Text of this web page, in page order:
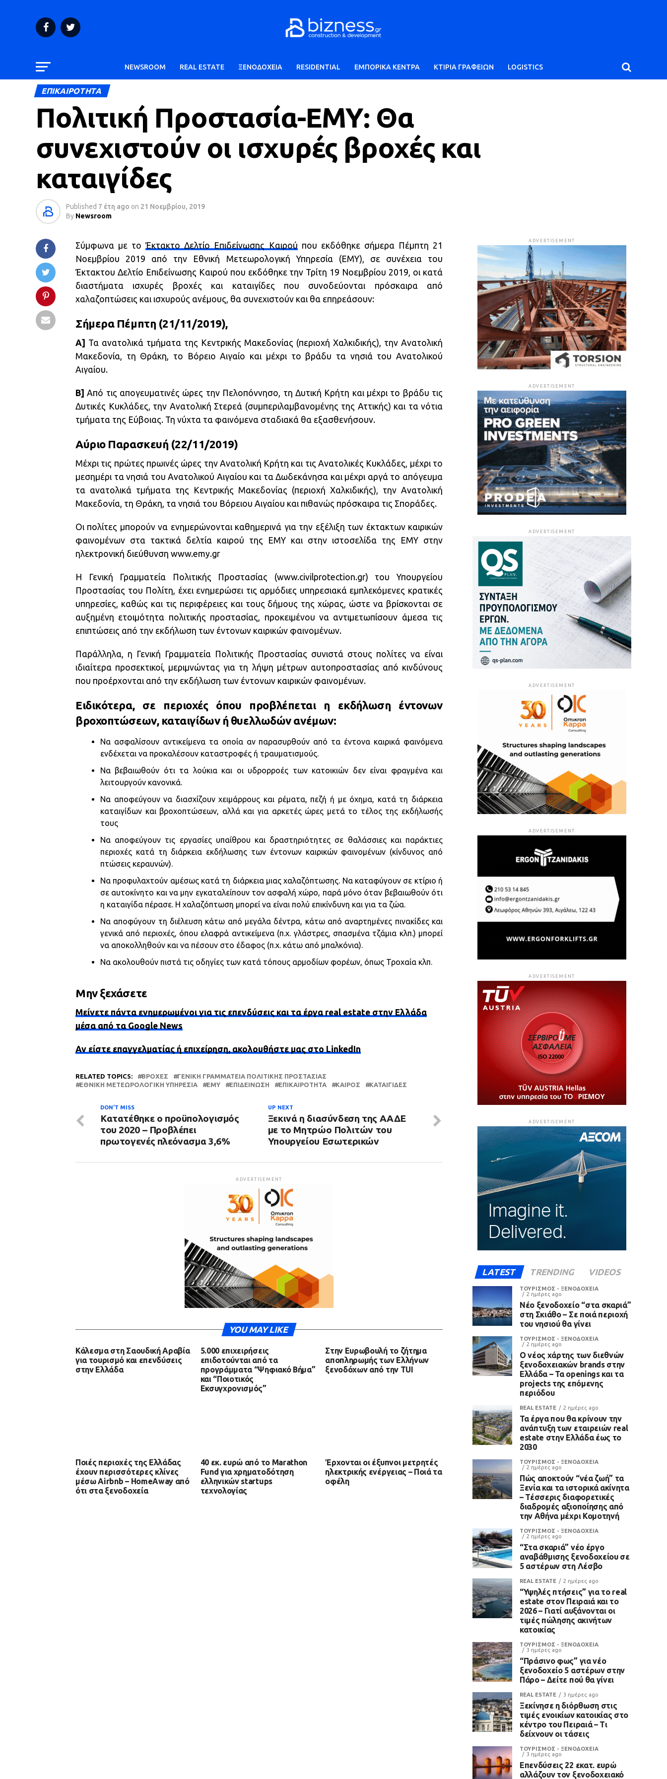
NEWSROOM REAL ESTATE ΞΕΝΟΔΟΧΕΙΑ RESIDENTIAL ΕΜΠΟΡΙΚΑ ΚΕΝΤΡΑ ΚΤΙΡΙΑ ΓΡΑΦΕΙΩΝ LOGISTICS
ΕΠΙΚΑΙΡΟΤΗΤΑ
Πολιτική Προστασία-ΕΜΥ: Θα
συνεχιστούν οι ισχυρές βροχές και
καταιγίδες
Published 7 έτη ago on 21 Νοεμβρίου, 2019
By Newsroom
Σύμφωνα με τοΈκτακτο Δελτίο Επιδείνωσης Καιρού που εκδόθηκε σήμερα Πέμπτη 21
Νοεμβρίου 2019 από την Εθνική Μετεωρολογική Υπηρεσία (ΕΜΥ), σε συνέχεια του
Έκτακτου Δελτίο Επιδείνωσης Καιρού που εκδόθηκε την Τρίτη 19 Νοεμβρίου 2019, οι κατά
διαστήματα ισχυρές βροχές και καταιγίδες που συνοδεύονται πρόσκαιρα από
χαλαζοπτώσεις και ισχυρούς ανέμους, θα συνεχιστούν και θα επηρεάσουν:
Σήμερα Πέμπτη (21/11/2019),
Α] Τα ανατολικά τμήματα της Κεντρικής Μακεδονίας (περιοχή Χαλκιδικής), την Ανατολική
Μακεδονία, τη Θράκη, το Βόρειο Αιγαίο και μέχρι το βράδυ τα νησιά του Ανατολικού
Αιγαίου.
Β] Από τις απογευματινές ώρες την Πελοπόννησο, τη Δυτική Κρήτη και μέχρι το βράδυ τις
Δυτικές Κυκλάδες, την Ανατολική Στερεά (συμπεριλαμβανομένης της Αττικής) και τα νότια
τμήματα της Εύβοιας. Τη νύχτα τα φαινόμενα σταδιακά θα εξασθενήσουν.
Αύριο Παρασκευή (22/11/2019)
Μέχρι τις πρώτες πρωινές ώρες την Ανατολική Κρήτη και τις Ανατολικές Κυκλάδες, μέχρι το
μεσημέρι τα νησιά του Ανατολικού Αιγαίου και τα Δωδεκάνησα και μέχρι αργά το απόγευμα
τα ανατολικά τμήματα της Κεντρικής Μακεδονίας (περιοχή Χαλκιδικής), την Ανατολική
Μακεδονία, τη Θράκη, τα νησιά του Βόρειου Αιγαίου και πιθανώς πρόσκαιρα τις Σποράδες.
Οι πολίτες μπορούν να ενημερώνονται καθημερινά για την εξέλιξη των έκτακτων καιρικών
φαινομένων στα τακτικά δελτία καιρού της ΕΜΥ και στην ιστοσελίδα της ΕΜΥ στην
ηλεκτρονική διεύθυνση www.emy.gr
Η Γενική Γραμματεία Πολιτικής Προστασίας (www.civilprotection.gr) του Υπουργείου
Προστασίας του Πολίτη, έχει ενημερώσει τις αρμόδιες υπηρεσιακά εμπλεκόμενες κρατικές
υπηρεσίες, καθώς και τις περιφέρειες και τους δήμους της χώρας, ώστε να βρίσκονται σε
αυξημένη ετοιμότητα πολιτικής προστασίας, προκειμένου να αντιμετωπίσουν άμεσα τις
επιπτώσεις από την εκδήλωση των έντονων καιρικών φαινομένων.
Παράλληλα, η Γενική Γραμματεία Πολιτικής Προστασίας συνιστά στους πολίτες να είναι
ιδιαίτερα προσεκτικοί, μεριμνώντας για τη λήψη μέτρων αυτοπροστασίας από κινδύνους
που προέρχονται από την εκδήλωση των έντονων καιρικών φαινομένων.
Ειδικότερα, σε περιοχές όπου προβλέπεται η εκδήλωση έντονων
βροχοπτώσεων, καταιγίδων ή θυελλωδών ανέμων:
Να ασφαλίσουν αντικείμενα τα οποία αν παρασυρθούν από τα έντονα καιρικά φαινόμενα
ενδέχεται να προκαλέσουν καταστροφές ή τραυματισμούς.
Να βεβαιωθούν ότι τα λούκια και οι υδρορροές των κατοικιών δεν είναι φραγμένα και
λειτουργούν κανονικά.
Να αποφεύγουν να διασχίζουν χειμάρρους και ρέματα, πεζή ή με όχημα, κατά τη διάρκεια
καταιγίδων και βροχοπτώσεων, αλλά και για αρκετές ώρες μετά το τέλος της εκδήλωσής
τους
Να αποφεύγουν τις εργασίες υπαίθρου και δραστηριότητες σε θαλάσσιες και παράκτιες
περιοχές κατά τη διάρκεια εκδήλωσης των έντονων καιρικών φαινομένων (κίνδυνος από
πτώσεις κεραυνών).
Να προφυλαχτούν αμέσως κατά τη διάρκεια μιας χαλαζόπτωσης. Να καταφύγουν σε κτίριο ή
σε αυτοκίνητο και να μην εγκαταλείπουν τον ασφαλή χώρο, παρά μόνο όταν βεβαιωθούν ότι
η καταιγίδα πέρασε. Η χαλαζόπτωση μπορεί να είναι πολύ επικίνδυνη και για τα ζώα.
Να αποφύγουν τη διέλευση κάτω από μεγάλα δέντρα, κάτω από αναρτημένες πινακίδες και
γενικά από περιοχές, όπου ελαφρά αντικείμενα (π.χ. γλάστρες, σπασμένα τζάμια κλπ.) μπορεί
να αποκολληθούν και να πέσουν στο έδαφος (π.χ. κάτω από μπαλκόνια).
Να ακολουθούν πιστά τις οδηγίες των κατά τόπους αρμοδίων φορέων, όπως Τροχαία κλπ.
Μην ξεχάσετε
Μείνετε πάντα ενημερωμένοι για τις επενδύσεις και τα έργα real estate στην Ελλάδα
μέσα από τα Google News
Αν είστε επαγγελματίας ή επιχείρηση, ακολουθήστε μας στο LinkedIn
RELATED TOPICS: ΒΡΟΧΈΣ
ΓΕΝΙΚΉ ΓΡΑΜΜΑΤΕΊΑ ΠΟΛΙΤΙΚΉΣ ΠΡΟΣΤΑΣΊΑΣ
ΕΘΝΙΚΉ ΜΕΤΕΩΡΟΛΟΓΙΚΉ ΥΠΗΡΕΣΊΑ
ΕΜΥ ΕΠΙΔΕΊΝΩΣΗ ΕΠΙΚΑΙΡΌΤΗΤΑ ΚΑΙΡΌΣ ΚΑΤΑΙΓΊΔΕΣ
UP NEXT
Ξεκινά η διασύνδεση της ΑΑΔΕ
με το Μητρώο Πολιτών του
Υπουργείου Εσωτερικών
DON'T MISS
Κατατέθηκε ο προϋπολογισμός
του 2020 – Προβλέπει
πρωτογενές πλεόνασμα 3,6%
ADVERTISEMENT
YOU MAY LIKE
Κάλεσμα στη Σαουδική Αραβία
για τουρισμό και επενδύσεις
στην Ελλάδα
5.000 επιχειρήσεις
επιδοτούνται από τα
προγράμματα “Ψηφιακό Βήμα”
και “Ποιοτικός
Εκσυγχρονισμός”
Στην Ευρωβουλή το ζήτημα
αποπληρωμής των Ελλήνων
ξενοδόχων από την TUI
Ποιές περιοχές της Ελλάδας
έχουν περισσότερες κλίνες
μέσω Airbnb – HomeAway από
ότι στα ξενοδοχεία
40 εκ. ευρώ από το Marathon
Fund για χρηματοδότηση
ελληνικών startups
τεχνολογίας
Έρχονται οι έξυπνοι μετρητές
ηλεκτρικής ενέργειας – Ποιά τα
οφέλη
ADVERTISEMENT
ADVERTISEMENT
ADVERTISEMENT
ADVERTISEMENT
ADVERTISEMENT
ADVERTISEMENT
ADVERTISEMENT
LATEST TRENDING VIDEOS
ΤΟΥΡΙΣΜΟΣ - ΞΕΝΟΔΟΧΕΙΑ
2 ημέρες ago
Νέο ξενοδοχείο “στα σκαριά”
στη Σκιάθο – Σε ποιά περιοχή
του νησιού θα γίνει
ΤΟΥΡΙΣΜΟΣ - ΞΕΝΟΔΟΧΕΙΑ
2 ημέρες ago
Ο νέος χάρτης των διεθνών
ξενοδοχειακών brands στην
Ελλάδα – Τα openings και τα
projects της επόμενης
περιόδου
REAL ESTATE 2 ημέρες ago
Τα έργα που θα κρίνουν την
ανάπτυξη των εταιρειών real
estate στην Ελλάδα έως το
2030
ΤΟΥΡΙΣΜΟΣ - ΞΕΝΟΔΟΧΕΙΑ
2 ημέρες ago
Πώς αποκτούν “νέα ζωή” τα
Ξενία και τα ιστορικά ακίνητα
– Τέσσερις διαφορετικές
διαδρομές αξιοποίησης από
την Αθήνα μέχρι Κομοτηνή
ΤΟΥΡΙΣΜΟΣ - ΞΕΝΟΔΟΧΕΙΑ
2 ημέρες ago
“Στα σκαριά” νέο έργο
αναβάθμισης ξενοδοχείου σε
5 αστέρων στη Λέσβο
REAL ESTATE 2 ημέρες ago
“Υψηλές πτήσεις” για το real
estate στον Πειραιά και το
2026 – Γιατί αυξάνονται οι
τιμές πώλησης ακινήτων
κατοικίας
ΤΟΥΡΙΣΜΟΣ - ΞΕΝΟΔΟΧΕΙΑ
3 ημέρες ago
“Πράσινο φως” για νέο
ξενοδοχείο 5 αστέρων στην
Πάρο – Δείτε πού θα γίνει
REAL ESTATE 3 ημέρες ago
Ξεκίνησε η διόρθωση στις
τιμές ενοικίων κατοικίας στο
κέντρο του Πειραιά – Τι
δείχνουν οι τάσεις
ΤΟΥΡΙΣΜΟΣ - ΞΕΝΟΔΟΧΕΙΑ
3 ημέρες ago
Επενδύσεις 22 εκατ. ευρώ
αλλάζουν τον ξενοδοχειακό